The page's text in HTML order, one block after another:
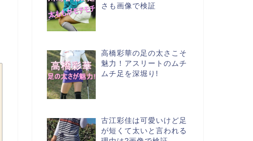
さも画像で検証
高橋彩華の足の太さこそ
魅力！アスリートのムチ
ムチ足を深堀り!
古江彩佳は可愛いけど足
が短くて太いと言われる